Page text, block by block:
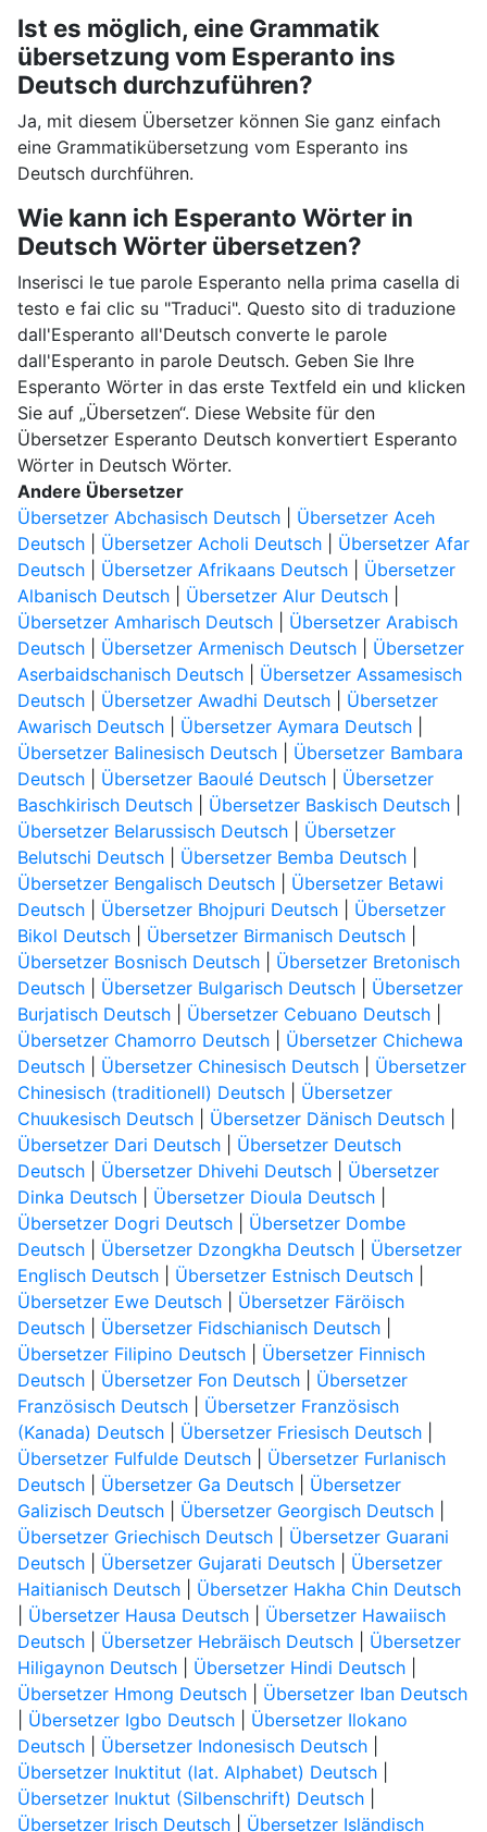
Ist es möglich, eine Grammatik
übersetzung vom Esperanto ins
Deutsch durchzuführen?
Ja, mit diesem Übersetzer können Sie ganz einfach
eine Grammatikübersetzung vom Esperanto ins
Deutsch durchführen.
Wie kann ich Esperanto Wörter in
Deutsch Wörter übersetzen?
Inserisci le tue parole Esperanto nella prima casella di
testo e fai clic su "Traduci". Questo sito di traduzione
dall'Esperanto all'Deutsch converte le parole
dall'Esperanto in parole Deutsch. Geben Sie Ihre
Esperanto Wörter in das erste Textfeld ein und klicken
Sie auf „Übersetzen“. Diese Website für den
Übersetzer Esperanto Deutsch konvertiert Esperanto
Wörter in Deutsch Wörter.
Andere Übersetzer
Übersetzer Abchasisch Deutsch| Übersetzer Aceh
Deutsch| Übersetzer Acholi Deutsch| Übersetzer Afar
Deutsch| Übersetzer Afrikaans Deutsch| Übersetzer
Albanisch Deutsch| Übersetzer Alur Deutsch|
Übersetzer Amharisch Deutsch| Übersetzer Arabisch
Deutsch| Übersetzer Armenisch Deutsch| Übersetzer
Aserbaidschanisch Deutsch| Übersetzer Assamesisch
Deutsch| Übersetzer Awadhi Deutsch| Übersetzer
Awarisch Deutsch| Übersetzer Aymara Deutsch|
Übersetzer Balinesisch Deutsch| Übersetzer Bambara
Deutsch| Übersetzer Baoulé Deutsch| Übersetzer
Baschkirisch Deutsch| Übersetzer Baskisch Deutsch|
Übersetzer Belarussisch Deutsch| Übersetzer
Belutschi Deutsch| Übersetzer Bemba Deutsch|
Übersetzer Bengalisch Deutsch| Übersetzer Betawi
Deutsch| Übersetzer Bhojpuri Deutsch| Übersetzer
Bikol Deutsch| Übersetzer Birmanisch Deutsch|
Übersetzer Bosnisch Deutsch| Übersetzer Bretonisch
Deutsch| Übersetzer Bulgarisch Deutsch| Übersetzer
Burjatisch Deutsch| Übersetzer Cebuano Deutsch|
Übersetzer Chamorro Deutsch| Übersetzer Chichewa
Deutsch| Übersetzer Chinesisch Deutsch| Übersetzer
Chinesisch (traditionell) Deutsch| Übersetzer
Chuukesisch Deutsch| Übersetzer Dänisch Deutsch|
Übersetzer Dari Deutsch| Übersetzer Deutsch
Deutsch| Übersetzer Dhivehi Deutsch| Übersetzer
Dinka Deutsch| Übersetzer Dioula Deutsch|
Übersetzer Dogri Deutsch| Übersetzer Dombe
Deutsch| Übersetzer Dzongkha Deutsch| Übersetzer
Englisch Deutsch| Übersetzer Estnisch Deutsch|
Übersetzer Ewe Deutsch| Übersetzer Färöisch
Deutsch| Übersetzer Fidschianisch Deutsch|
Übersetzer Filipino Deutsch| Übersetzer Finnisch
Deutsch| Übersetzer Fon Deutsch| Übersetzer
Französisch Deutsch| Übersetzer Französisch
(Kanada) Deutsch| Übersetzer Friesisch Deutsch|
Übersetzer Fulfulde Deutsch| Übersetzer Furlanisch
Deutsch| Übersetzer Ga Deutsch| Übersetzer
Galizisch Deutsch| Übersetzer Georgisch Deutsch|
Übersetzer Griechisch Deutsch| Übersetzer Guarani
Deutsch| Übersetzer Gujarati Deutsch| Übersetzer
Haitianisch Deutsch| Übersetzer Hakha Chin Deutsch
Übersetzer Hausa Deutsch| Übersetzer Hawaiisch
Deutsch| Übersetzer Hebräisch Deutsch| Übersetzer
Hiligaynon Deutsch| Übersetzer Hindi Deutsch|
Übersetzer Hmong Deutsch| Übersetzer Iban Deutsch
Übersetzer Igbo Deutsch| Übersetzer Ilokano
Deutsch| Übersetzer Indonesisch Deutsch|
Übersetzer Inuktitut (lat. Alphabet) Deutsch|
Übersetzer Inuktut (Silbenschrift) Deutsch|
Übersetzer Irisch Deutsch| Übersetzer Isländisch